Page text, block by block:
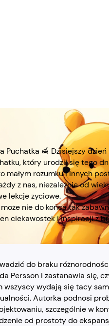
Puchatka 🍯 Dzisiejszy
który urodził się tego
małym rozumku i innych
z nas, niezależnie od
lekcje życiowe.
nie do końca tak
ciekawostek i inspiracji z
do braku
Persson i zastanawia się,
wydają się tacy
Autorka podnosi
szczególnie w
od prostoty do